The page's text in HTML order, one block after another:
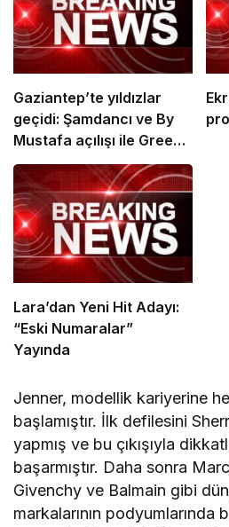
Gaziantep’te yıldızlar
geçidi: Şamdancı ve By
Mustafa açılışı ile Green
Park’ta görkemli gala
Lara’dan Yeni Hit Adayı:
“Eski Numaralar”
Yayında
Jenner, modellik kariyerine
başlamıştır. İlk defilesini
yapmış ve bu çıkışıyla
başarmıştır. Daha sonra
Givenchy ve Balmain gibi
markalarının podyumlarında